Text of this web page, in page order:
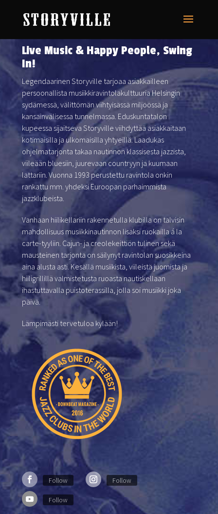
Live Music & Happy People, Swing
In!
Legendaarinen Storyville tarjoaa asiakkailleen
persoonallista musiikkiravintolakulttuuria Helsingin
sydämessä, välittömän viihtyisässä miljöössä ja
kansainvälisessa tunnelmassa. Eduskuntatalon
kupeessa sijaitseva Storyville viihdyttää asiakkaitaan
kotimaisilla ja ulkomaisilla yhtyeillä. Laadukas
ohjelmatarjonta takaa nautinnon klassisesta jazzista,
viileään bluesiin, juurevaan countryyn ja kuumaan
lattariin. Vuonna 1993 perustettu ravintola onkin
rankattu mm. yhdeksi Euroopan parhaimmista
jazzklubeista.
Vanhaan hiilikellariin rakennetulla klubilla on talvisin
mahdollisuus musiikkinautinnon lisäksi ruokailla á la
carte-tyyliin. Cajun- ja creolekeittiön tulinen sekä
mausteinen tarjonta on säilynyt ravintolan suosikkeina
aina alusta asti. Kesällä musiikista, viileistä juomista ja
hiiligrillillä valmistetusta ruoasta nautiskellaan
ihastuttavalla puistoterassilla, jolla soi musiikki joka
päivä.
Lämpimästi tervetuloa kylään!
Follow Follow
Follow